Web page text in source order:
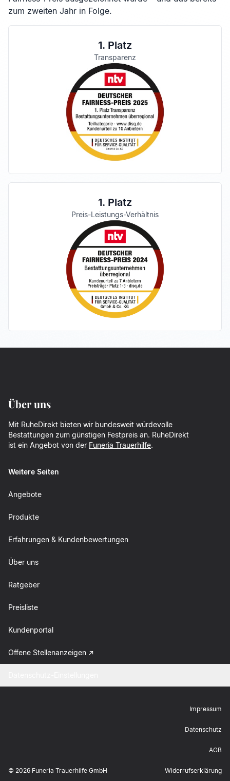
zum zweiten Jahr in Folge.
1. Platz
Transparenz
1. Platz
Preis-Leistungs-Verhältnis
Über uns
Mit RuheDirekt bieten wir bundesweit würdevolle
Bestattungen zum günstigen Festpreis an. RuheDirekt
ist ein Angebot von der Funeria Trauerhilfe.
Weitere Seiten
Angebote
Produkte
Erfahrungen & Kundenbewertungen
Über uns
Ratgeber
Preisliste
Kundenportal
Offene Stellenanzeigen
© 2026 Funeria Trauerhilfe GmbH
Impressum
Datenschutz
AGB
Widerrufserklärung